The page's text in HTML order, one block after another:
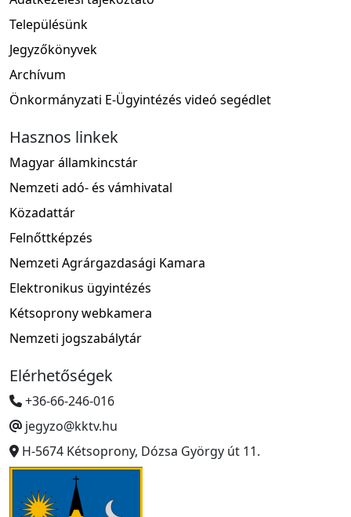
Településünk
Jegyzőkönyvek
Archívum
Önkormányzati E-Ügyintézés videó segédlet
Hasznos linkek
Magyar államkincstár
Nemzeti adó- és vámhivatal
Közadattár
Felnőttképzés
Nemzeti Agrárgazdasági Kamara
Elektronikus ügyintézés
Kétsoprony webkamera
Nemzeti jogszabálytár
Elérhetőségek
+36-66-246-016
jegyzo@kktv.hu
H-5674 Kétsoprony, Dózsa György út 11.